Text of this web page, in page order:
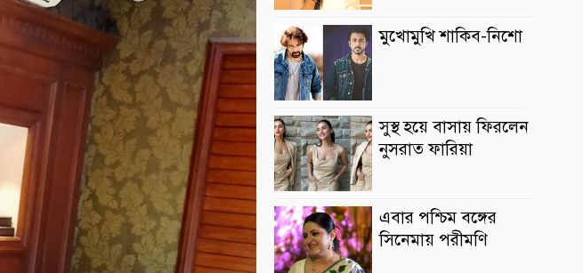
মুখোমুখি শাকিব-নিশো
সুস্থ হয়ে বাসায় ফিরলেন
নুসরাত ফারিয়া
এবার পশ্চিম বঙ্গের
সিনেমায় পরীমণি